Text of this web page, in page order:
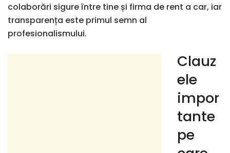
colaborări sigure între tine și firma de rent a car, iar
transparența este primul semn al
profesionalismului.
Clauz
ele
impor
tante
pe